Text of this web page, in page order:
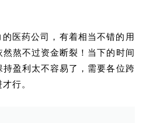
医药公司，有着相当不错的用
然熬不过资金断裂！当下的时间
盈利太不容易了，需要各位跨
行。